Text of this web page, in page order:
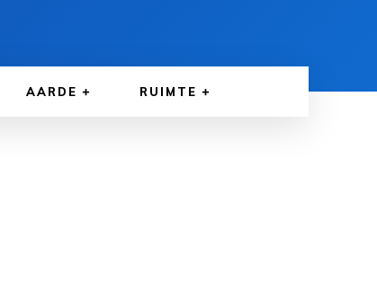
AARDE RUIMTE